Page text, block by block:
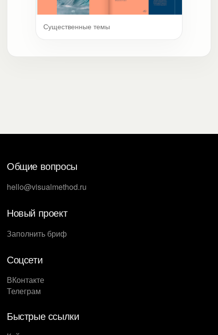
Существенные темы
Общие вопросы
hello@visualmethod.ru
Новый проект
Заполнить бриф
Соцсети
ВКонтакте
Телеграм
Быстрые ссылки